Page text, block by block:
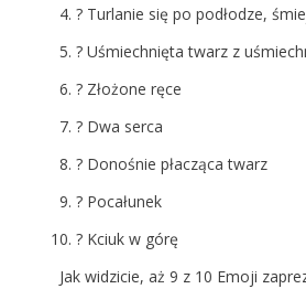
? Turlanie się po podłodze,
? Uśmiechnięta twarz z
? Złożone ręce
? Dwa serca
? Donośnie płacząca twarz
? Pocałunek
? Kciuk w górę
Jak widzicie, aż 9 z 10 Emoji